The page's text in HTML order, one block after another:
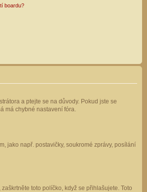
boardu?
a ptejte se na důvody. Pokud jste se
má chybné nastavení fóra.
jako např. postavičky, soukromé zprávy, posílání
toto políčko, když se přihlašujete. Toto